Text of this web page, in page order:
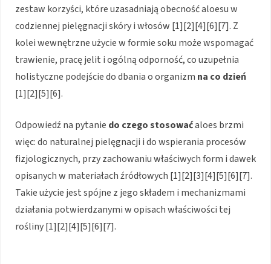
zestaw korzyści, które uzasadniają obecność aloesu w
codziennej pielęgnacji skóry i włosów [1][2][4][6][7]. Z
kolei wewnętrzne użycie w formie soku może wspomagać
trawienie, pracę jelit i ogólną odporność, co uzupełnia
holistyczne podejście do dbania o organizm na co dzień
[1][2][5][6].
Odpowiedź na pytanie do czego stosowaćaloes brzmi
więc: do naturalnej pielęgnacji i do wspierania procesów
fizjologicznych, przy zachowaniu właściwych form i dawek
opisanych w materiałach źródłowych [1][2][3][4][5][6][7].
Takie użycie jest spójne z jego składem i mechanizmami
działania potwierdzanymi w opisach właściwości tej
rośliny [1][2][4][5][6][7].